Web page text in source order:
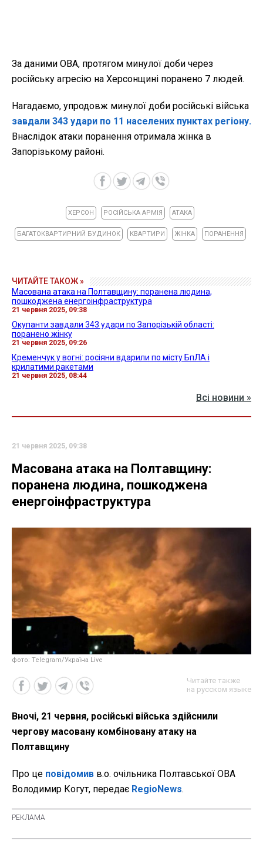
За даними ОВА, протягом минулої доби через
російську агресію на Херсонщині поранено 7 людей.
Нагадаємо, упродовж минулої доби російські війська
завдали 343 удари по 11 населених пунктах регіону.
Внаслідок атаки поранення отримала жінка в
Запорізькому районі.
ХЕРСОН РОСІЙСЬКА АРМІЯ АТАКА
БАГАТОКВАРТИРНИЙ БУДИНОК КВАРТИРИ ЖІНКА ПОРАНЕННЯ
ЧИТАЙТЕ ТАКОЖ »
Масована атака на Полтавщину: поранена людина,
пошкоджена енергоінфраструктура
21 червня 2025, 09:38
Окупанти завдали 343 удари по Запорізькій області:
поранено жінку
21 червня 2025, 09:26
Кременчук у вогні: росіяни вдарили по місту БпЛА і
крилатими ракетами
21 червня 2025, 08:44
Всі новини »
21 червня 2025, 09:38
Масована атака на Полтавщину:
поранена людина, пошкоджена
енергоінфраструктура
фото: Telegram/Україна Live
Читайте также
на русском языке
Вночі, 21 червня, російські війська здійснили
чергову масовану комбіновану атаку на
Полтавщину
Про це повідомив в.о. очільника Полтавської ОВА
Володимир Когут, передає RegioNews.